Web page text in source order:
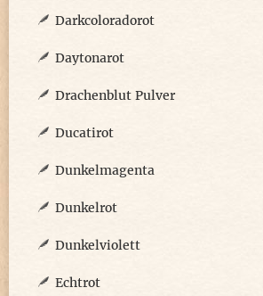
Darkcoloradorot
Daytonarot
Drachenblut Pulver
Ducatirot
Dunkelmagenta
Dunkelrot
Dunkelviolett
Echtrot